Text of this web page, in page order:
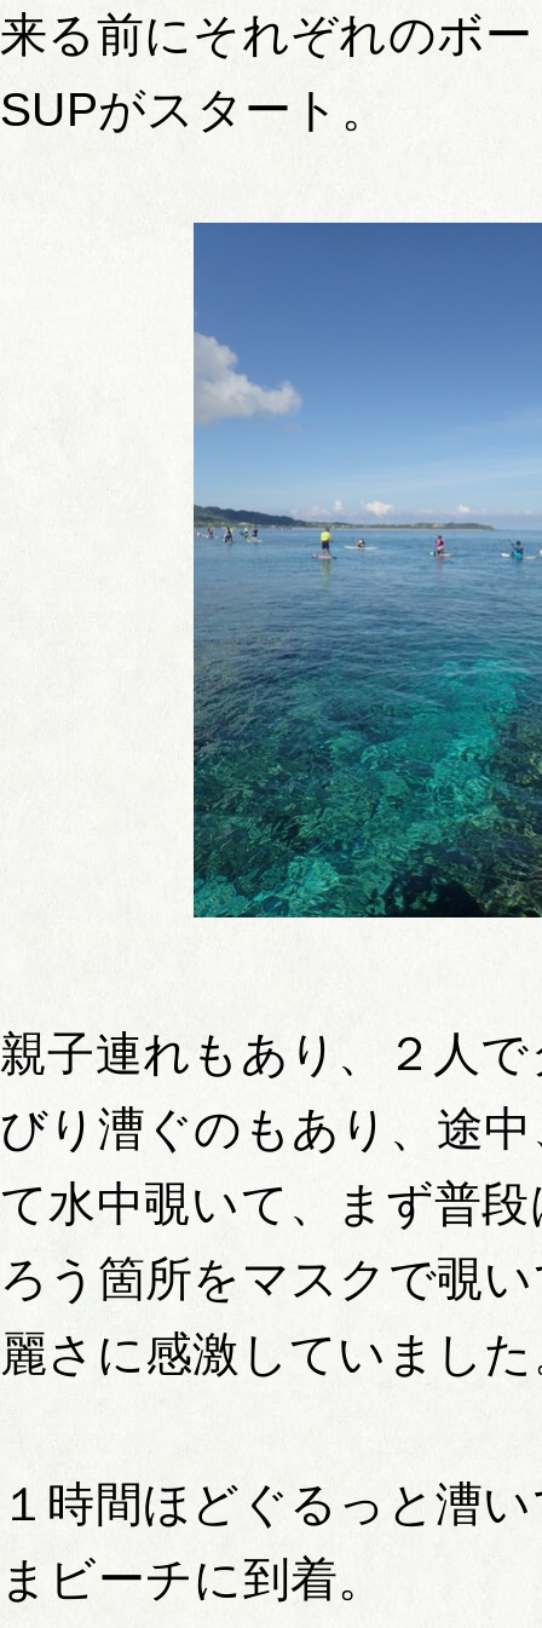
来る前にそれぞれのボ
SUPがスタート。
親子連れもあり、２人
びり漕ぐのもあり、途
て水中覗いて、まず普
ろう箇所をマスクで覗
麗さに感激していまし
１時間ほどぐるっと漕
まビーチに到着。